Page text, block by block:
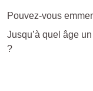
Pouvez-vous
Jusqu’à quel âge
?